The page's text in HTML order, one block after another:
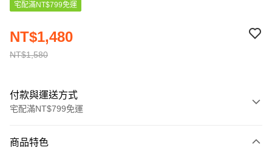
宅配滿NT$799免運
NT$1,580
NT$1,480
付款與運送方式
宅配滿NT$799免運
信用卡一次付款
商品特色